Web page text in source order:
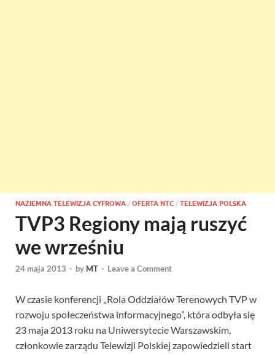
NAZIEMNA TELEWIZJA CYFROWA / OFERTA NTC / TELEWIZJA POLSKA
TVP3 Regiony mają ruszyć
we wrześniu
24 maja 2013 - by MT - Leave a Comment
W czasie konferencji „Rola Oddziałów Terenowych TVP w
rozwoju społeczeństwa informacyjnego”, która odbyła się
23 maja 2013 roku na Uniwersytecie Warszawskim,
członkowie zarządu Telewizji Polskiej zapowiedzieli start